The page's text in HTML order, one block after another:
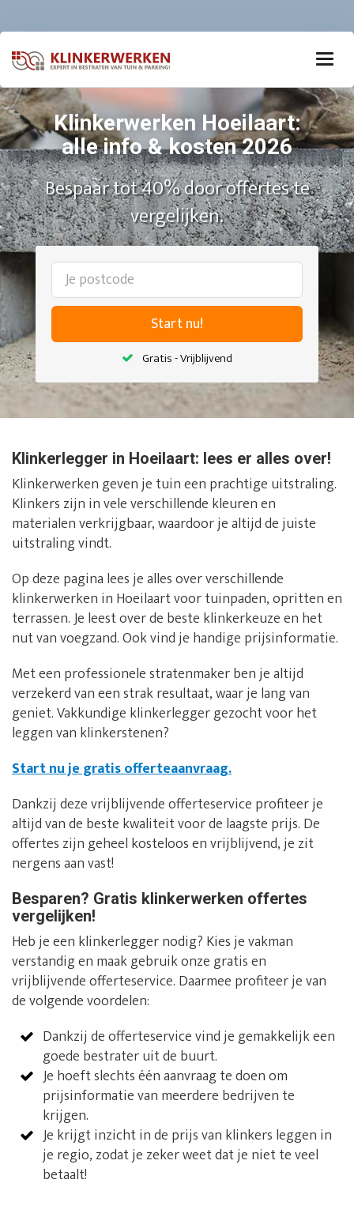
Klinkerwerken Hoeilaart:
alle info & kosten 2026
Bespaar tot 40% door offertes te
vergelijken.
Start nu!
Gratis - Vrijblijvend
Klinkerlegger in Hoeilaart: lees er alles over!
Klinkerwerken geven je tuin een prachtige uitstraling.
Klinkers zijn in vele verschillende kleuren en
materialen verkrijgbaar, waardoor je altijd de juiste
uitstraling vindt.
Op deze pagina lees je alles over verschillende
klinkerwerken in Hoeilaart voor tuinpaden, opritten en
terrassen. Je leest over de beste klinkerkeuze en het
nut van voegzand. Ook vind je handige prijsinformatie.
Met een professionele stratenmaker ben je altijd
verzekerd van een strak resultaat, waar je lang van
geniet. Vakkundige klinkerlegger gezocht voor het
leggen van klinkerstenen?
Start nu je gratis offerteaanvraag.
Dankzij deze vrijblijvende offerteservice profiteer je
altijd van de beste kwaliteit voor de laagste prijs. De
offertes zijn geheel kosteloos en vrijblijvend, je zit
nergens aan vast!
Besparen? Gratis klinkerwerken offertes
vergelijken!
Heb je een klinkerlegger nodig? Kies je vakman
verstandig en maak gebruik onze gratis en
vrijblijvende offerteservice. Daarmee profiteer je van
de volgende voordelen:
Dankzij de offerteservice vind je gemakkelijk een
goede bestrater uit de buurt.
Je hoeft slechts één aanvraag te doen om
prijsinformatie van meerdere bedrijven te
krijgen.
Je krijgt inzicht in de prijs van klinkers leggen in
je regio, zodat je zeker weet dat je niet te veel
betaalt!